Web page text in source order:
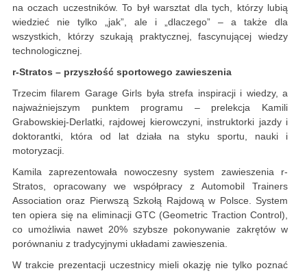
na oczach uczestników. To był warsztat dla tych, którzy lubią
wiedzieć nie tylko „jak”, ale i „dlaczego” – a także dla
wszystkich, którzy szukają praktycznej, fascynującej wiedzy
technologicznej.
r-Stratos – przyszłość sportowego zawieszenia
Trzecim filarem Garage Girls była strefa inspiracji i wiedzy, a
najważniejszym punktem programu – prelekcja Kamili
Grabowskiej-Derlatki, rajdowej kierowczyni, instruktorki jazdy i
doktorantki, która od lat działa na styku sportu, nauki i
motoryzacji.
Kamila zaprezentowała nowoczesny system zawieszenia r-
Stratos, opracowany we współpracy z Automobil Trainers
Association oraz Pierwszą Szkołą Rajdową w Polsce. System
ten opiera się na eliminacji GTC (Geometric Traction Control),
co umożliwia nawet 20% szybsze pokonywanie zakrętów w
porównaniu z tradycyjnymi układami zawieszenia.
W trakcie prezentacji uczestnicy mieli okazję nie tylko poznać